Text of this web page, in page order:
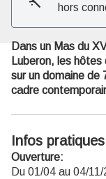
hors
Dans un Mas du
Luberon, les
sur un domaine de
cadre
Infos pratiques
Ouverture:
Du 01/04 au 04/